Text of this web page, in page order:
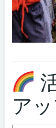
アッ